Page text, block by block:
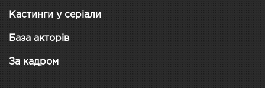
Кастинги у серіали
База акторів
За кадром